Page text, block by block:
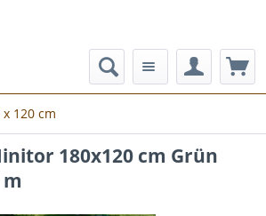
x 120 cm
180x120 cm Grün